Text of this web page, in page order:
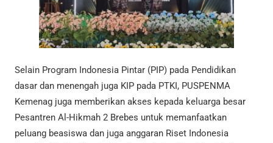
Selain Program Indonesia Pintar (PIP) pada Pendidikan
dasar dan menengah juga KIP pada PTKI, PUSPENMA
Kemenag juga memberikan akses kepada keluarga besar
Pesantren Al-Hikmah 2 Brebes untuk memanfaatkan
peluang beasiswa dan juga anggaran Riset Indonesia